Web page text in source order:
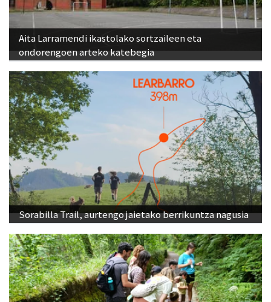
Aita Larramendi ikastolako sortzaileen eta
ondorengoen arteko katebegia
Sorabilla Trail, aurtengo jaietako berrikuntza nagusia